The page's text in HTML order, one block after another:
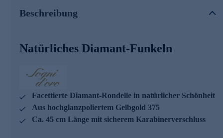
schimmern bei jedem Lichteinfall und verleihen diesem
hochglanzpolierte Karabinerverschluss aus Gelbgold 375
einer Länge von ca. 45 cm schmiegt sich das Collier
harmonisch an Ihr Dekolleté und wird zum perfekten
Begleiter für festliche Anlässe ebenso wie für stilvolle
Alltagsmomente. Was die Qualität unserer Schmuckstücke
angeht, gehen wir keine Kompromisse ein. Aus diesem
Grund werden unsere Schmuckwaren von unserer
Qualitätssicherung und seitens des Lieferanten strengsten
Beschreibung
Natürliches Diamant-Funkeln
Facettierte Diamant-Rondelle in natürlicher Schönheit
Aus hochglanzpoliertem Gelbgold 375
Ca. 45 cm Länge mit sicherem Karabinerverschluss